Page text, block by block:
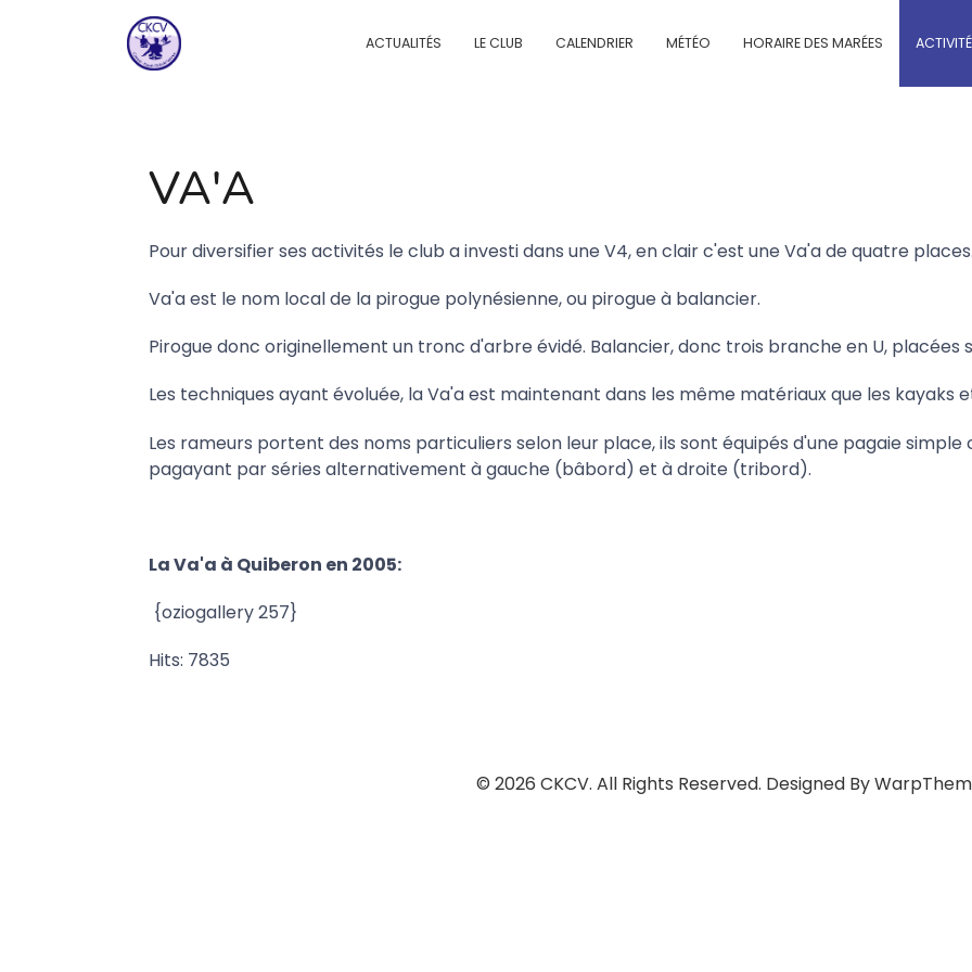
ACTUALITÉS LE CLUB CALENDRIER MÉTÉO HORAIRE DES MARÉES
VA'A
Pour diversifier ses activités le club a investi dans une V4, en clair c'est une Va'a de quatre
Va'a est le nom local de la pirogue polynésienne, ou pirogue à balancier.
Pirogue donc originellement un tronc d'arbre évidé. Balancier, donc trois branche en U,
Les techniques ayant évoluée, la Va'a est maintenant dans les même matériaux que les kayaks
Les rameurs portent des noms particuliers selon leur place, ils sont équipés d'une pagaie
pagayant par séries alternativement à gauche (bâbord) et à droite (tribord).
La Va'a à Quiberon en 2005:
{oziogallery 257}
Hits: 7835
© 2026 CKCV. All Rights Reserved. Designed By